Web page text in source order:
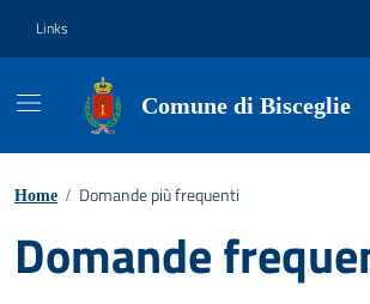
Links
Comune di Bisceglie
Home / Domande più frequenti
Domande